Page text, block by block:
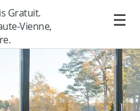
Gratuit.
Vienne,